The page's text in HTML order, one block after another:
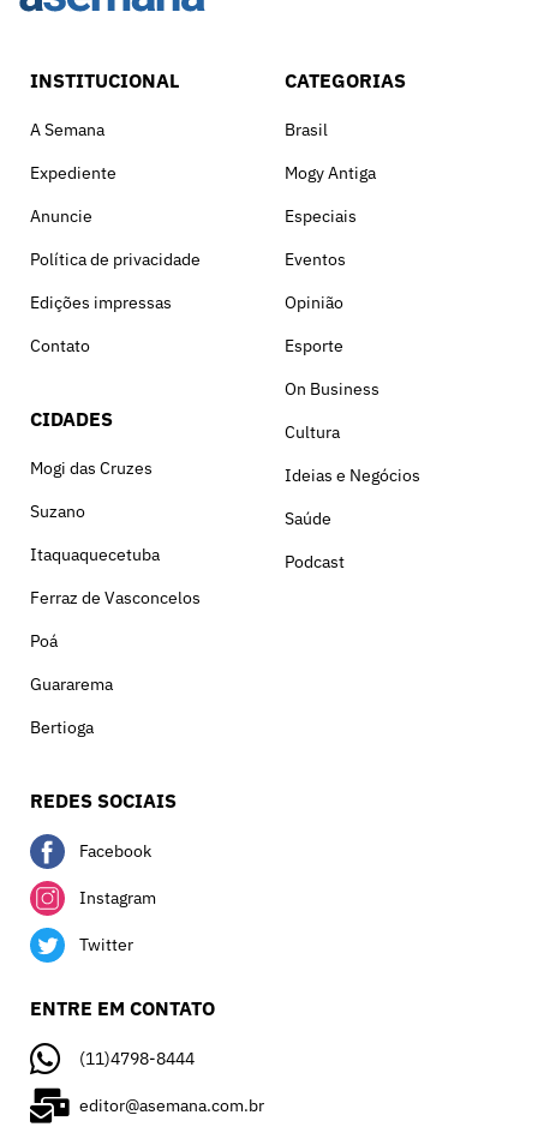
INSTITUCIONAL
A Semana
Expediente
Anuncie
Política de privacidade
Edições impressas
Contato
CIDADES
Mogi das Cruzes
Suzano
Itaquaquecetuba
Ferraz de Vasconcelos
Poá
Guararema
Bertioga
CATEGORIAS
Brasil
Mogy Antiga
Especiais
Eventos
Opinião
Esporte
On Business
Cultura
Ideias e Negócios
Saúde
Podcast
REDES SOCIAIS
Facebook
Instagram
Twitter
ENTRE EM CONTATO
(11)4798-8444
editor@asemana.com.br